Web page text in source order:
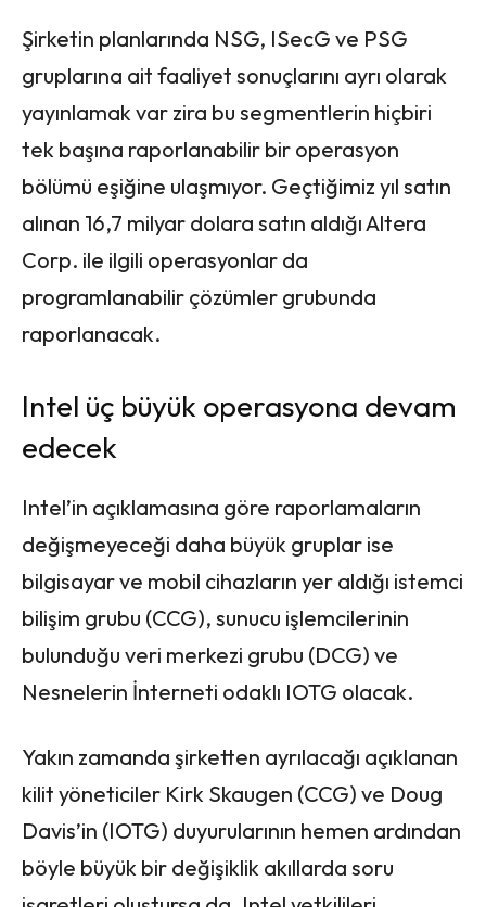
Şirketin planlarında NSG, ISecG ve PSG
gruplarına ait faaliyet sonuçlarını ayrı olarak
yayınlamak var zira bu segmentlerin hiçbiri
tek başına raporlanabilir bir operasyon
bölümü eşiğine ulaşmıyor. Geçtiğimiz yıl satın
alınan 16,7 milyar dolara satın aldığı Altera
Corp. ile ilgili operasyonlar da
programlanabilir çözümler grubunda
raporlanacak.
Intel üç büyük operasyona devam
edecek
Intel’in açıklamasına göre raporlamaların
değişmeyeceği daha büyük gruplar ise
bilgisayar ve mobil cihazların yer aldığı istemci
bilişim grubu (CCG), sunucu işlemcilerinin
bulunduğu veri merkezi grubu (DCG) ve
Nesnelerin İnterneti odaklı IOTG olacak.
Yakın zamanda şirketten ayrılacağı açıklanan
kilit yöneticiler Kirk Skaugen (CCG) ve Doug
Davis’in (IOTG) duyurularının hemen ardından
böyle büyük bir değişiklik akıllarda soru